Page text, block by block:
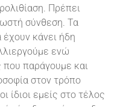
Πρέπει
σύνθεση. Τα
κάνει ήδη
ενώ
που παράγουμε και
στον τρόπο
εμείς στο τέλος